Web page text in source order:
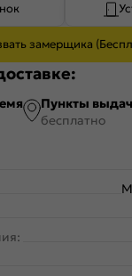
замерщика
Пункты
бесплатно